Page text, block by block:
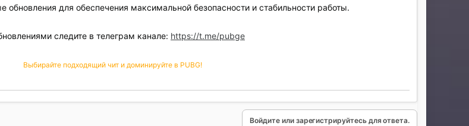
обновления для обеспечения максимальной безопасности и стабильности работы.
следите в телеграм канале: https://t.me/pubge
Выбирайте подходящий чит и доминируйте в PUBG!
Войдите или зарегистрируйтесь для ответа.